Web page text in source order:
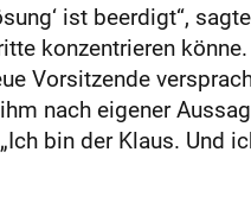
ist beerdigt“,
konzentrieren
Vorsitzende
nach eigener
bin der Klaus. Und